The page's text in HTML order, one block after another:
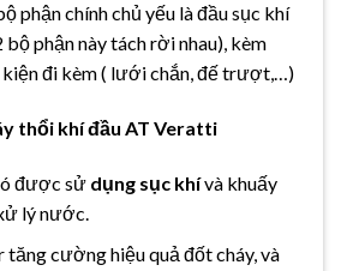
phận chính chủ yếu là đầu sục khí
bộ phận này tách rời nhau), kèm
kiện đi kèm ( lưới chắn, đế trượt,…)
thổi khí đầu AT Veratti
được sử dụng sục khívà khuấy
lý nước.
tăng cường hiệu quả đốt cháy, và